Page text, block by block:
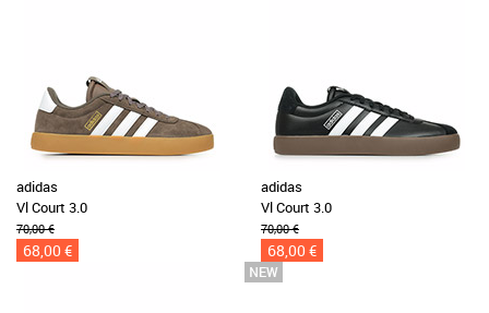
adidas
Vl Court 3.0
70,00 €
68,00 €
adidas
Vl Court 3.0
70,00 €
68,00 €